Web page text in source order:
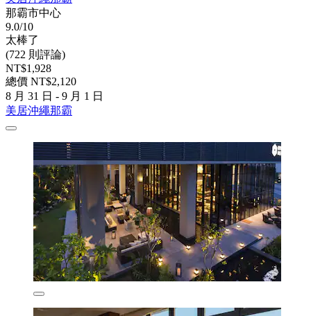
那霸市中心
9.0/10
太棒了
(722 則評論)
NT$1,928
總價 NT$2,120
8 月 31 日 - 9 月 1 日
美居沖繩那霸